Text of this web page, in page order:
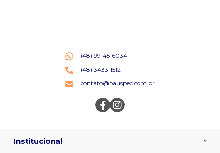
(48) 99145-6034
(48) 3433-1512
contato@bauspec.com.br
Institucional